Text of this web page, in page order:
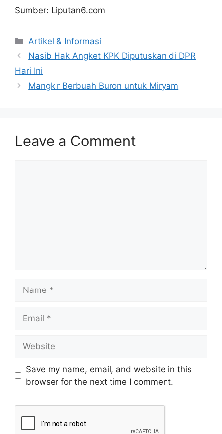
Sumber: Liputan6.com
Artikel & Informasi
Nasib Hak Angket KPK Diputuskan di DPR
Hari Ini
Mangkir Berbuah Buron untuk Miryam
Leave a Comment
Save my name, email, and website in this
browser for the next time I comment.